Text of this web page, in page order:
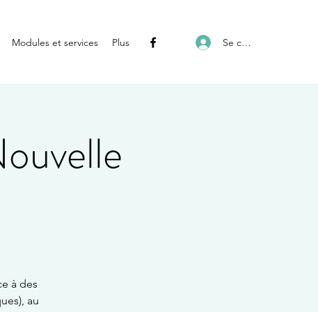
Modules et services Plus Se connecter
à des
au